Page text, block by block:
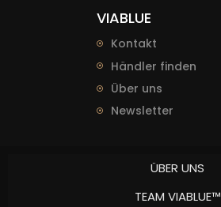
VIABLUE
Kontakt
Händler finden
Über uns
Newsletter
ÜBER UNS
TEAM VIABLUE™